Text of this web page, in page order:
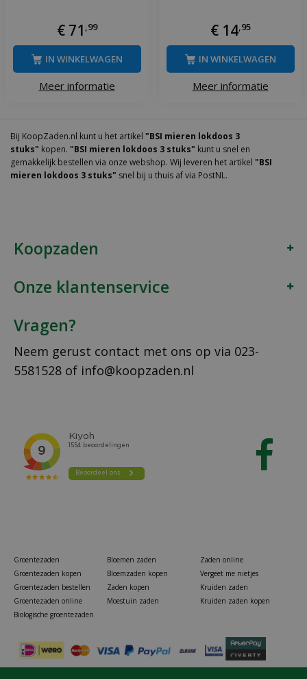
€ 71 ,99
Meer informatie
IN WINKELWAGEN
€ 14,95
Meer informatie
IN WINKELWAGEN
Bij KoopZaden.nl kunt u het artikel "BSI mieren lokdoos 3
stuks" kopen. "BSI mieren lokdoos 3 stuks" kunt u snel en
gemakkelijk bestellen via onze webshop. Wij leveren het artikel "BSI
mieren lokdoos 3 stuks" snel bij u thuis af via PostNL.
Koopzaden
Onze klantenservice
Vragen?
Neem gerust contact met ons op via 023-
5581528 of info@koopzaden.nl
Groentezaden
Groentezaden kopen
Groentezaden bestellen
Groentezaden online
Biologische groentezaden
Bloemen zaden
Bloemzaden kopen
Zaden kopen
Moestuin zaden
Zaden online
Vergeet me nietjes
Kruiden zaden
Kruiden zaden kopen